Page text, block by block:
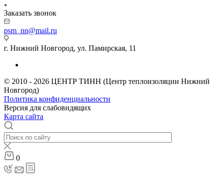
Заказать звонок
psm_nn@mail.ru
г. Нижний Новгород, ул. Памирская, 11
© 2010 - 2026 ЦЕНТР ТИНН (Центр теплоизоляции Нижний
Новгород)
Политика конфиденциальности
Версия для слабовидящих
Карта сайта
0